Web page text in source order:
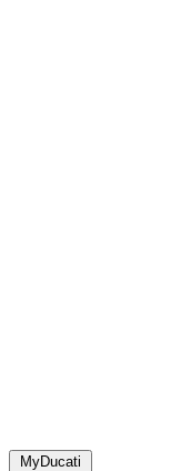
MyDucati